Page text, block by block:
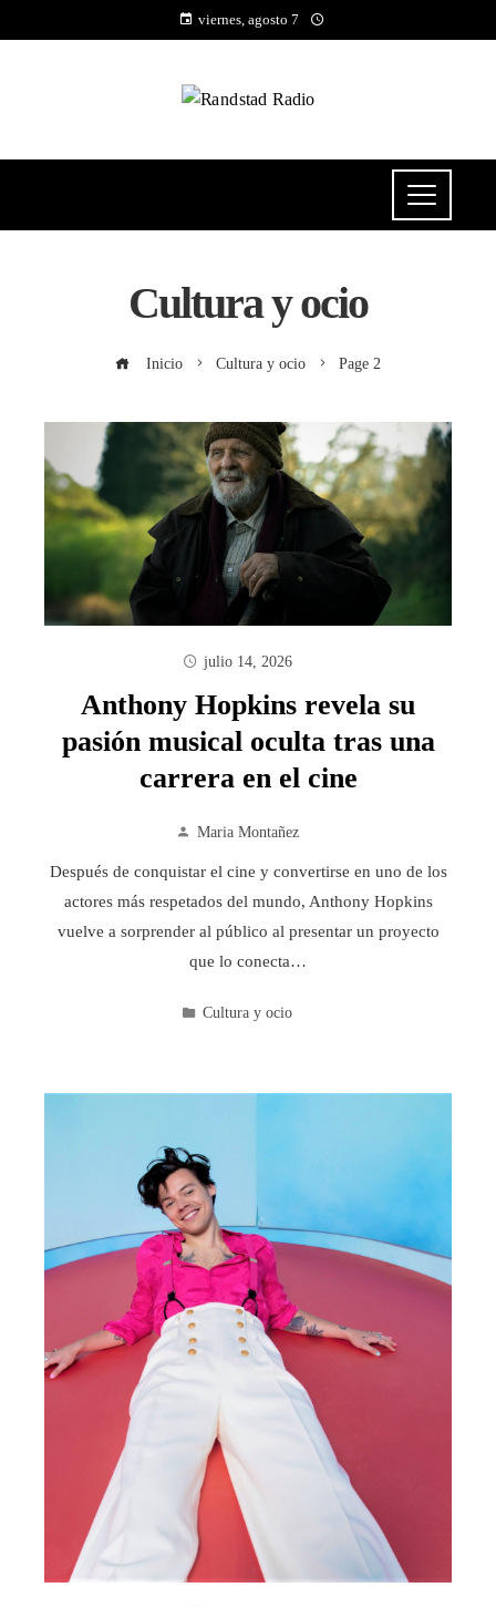
viernes, agosto 7
Cultura y ocio
Inicio Cultura y ocio Page 2
julio 14, 2026
Anthony Hopkins revela su
pasión musical oculta tras una
carrera en el cine
Maria Montañez
Después de conquistar el cine y convertirse en uno de los
actores más respetados del mundo, Anthony Hopkins
vuelve a sorprender al público al presentar un proyecto
que lo conecta…
Cultura y ocio